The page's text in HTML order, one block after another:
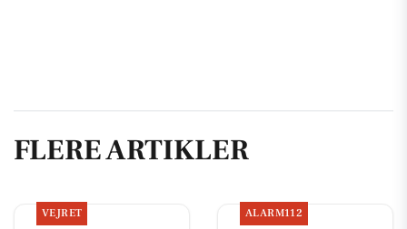
FLERE ARTIKLER
VEJRET ALARM112